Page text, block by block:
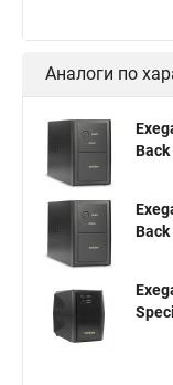
Аналоги по
Back
Back